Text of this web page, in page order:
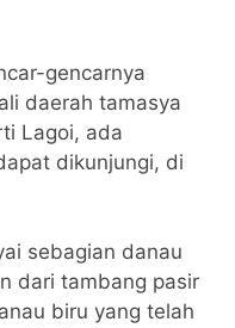
gencarnya
daerah tamasya
Lagoi, ada
dikunjungi, di
sebagian danau
dari tambang pasir
biru yang telah